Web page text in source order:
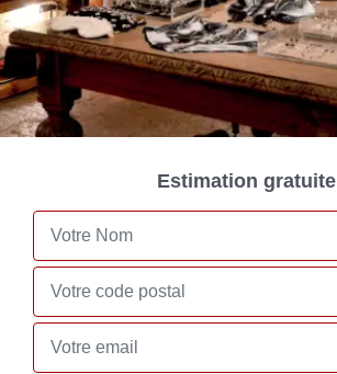
Estimation gratuite